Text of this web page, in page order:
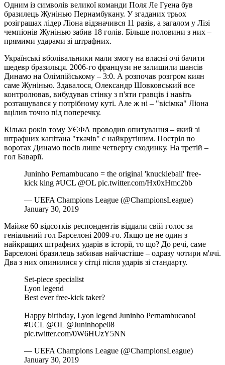
Одним із символів великої команди Поля Ле Гуена був
бразилець Жунінью Пернамбукану. У згаданих трьох
розіграшах лідер Ліона відзначився 11 разів, а загалом у Лізі
чемпіонів Жунінью забив 18 голів. Більше половини з них –
прямими ударами зі штрафних.
Українські вболівальники мали змогу на власні очі бачити
шедевр бразильця. 2006-го французи не залишили шансів
Динамо на Олімпійському – 3:0. А розпочав розгром киян
саме Жунінью. Здавалося, Олександр Шовковський все
контролював, вибудував стінку з п'яти гравців і навіть
розташувався у потрібному куті. Але ж ні – "вісімка" Ліона
вцілив точно під поперечку.
Кілька років тому УЄФА проводив опитування – який зі
штрафних капітана "ткачів" є найкрутішим. Постріл по
воротах Динамо посів лише четверту сходинку. На третій –
гол Баварії.
Juninho Pernambucano = the original 'knuckleball' free-
kick king #UCL @OL pic.twitter.com/Hx0xHmc2bb
— UEFA Champions League (@ChampionsLeague)
January 30, 2019
Майже 60 відсотків респондентів віддали свій голос за
геніальний гол Барселоні 2009-го. Якщо це не один з
найкращих штрафних ударів в історії, то що? До речі, саме
Барселоні бразилець забивав найчастіше – одразу чотири м'ячі.
Два з них опинилися у сітці після ударів зі стандарту.
Set-piece specialist ️
Lyon legend ️
Best ever free-kick taker?
Happy birthday, Lyon legend Juninho Pernambucano!
#UCL @OL @Juninhope08
pic.twitter.com/0W6HUzY5NN
— UEFA Champions League (@ChampionsLeague)
January 30, 2019